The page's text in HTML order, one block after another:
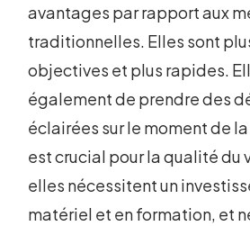
avantages par rapport aux
traditionnelles. Elles sont
objectives et plus rapides.
également de prendre des
éclairées sur le moment de
est crucial pour la qualité du
elles nécessitent un
matériel et en formation, et